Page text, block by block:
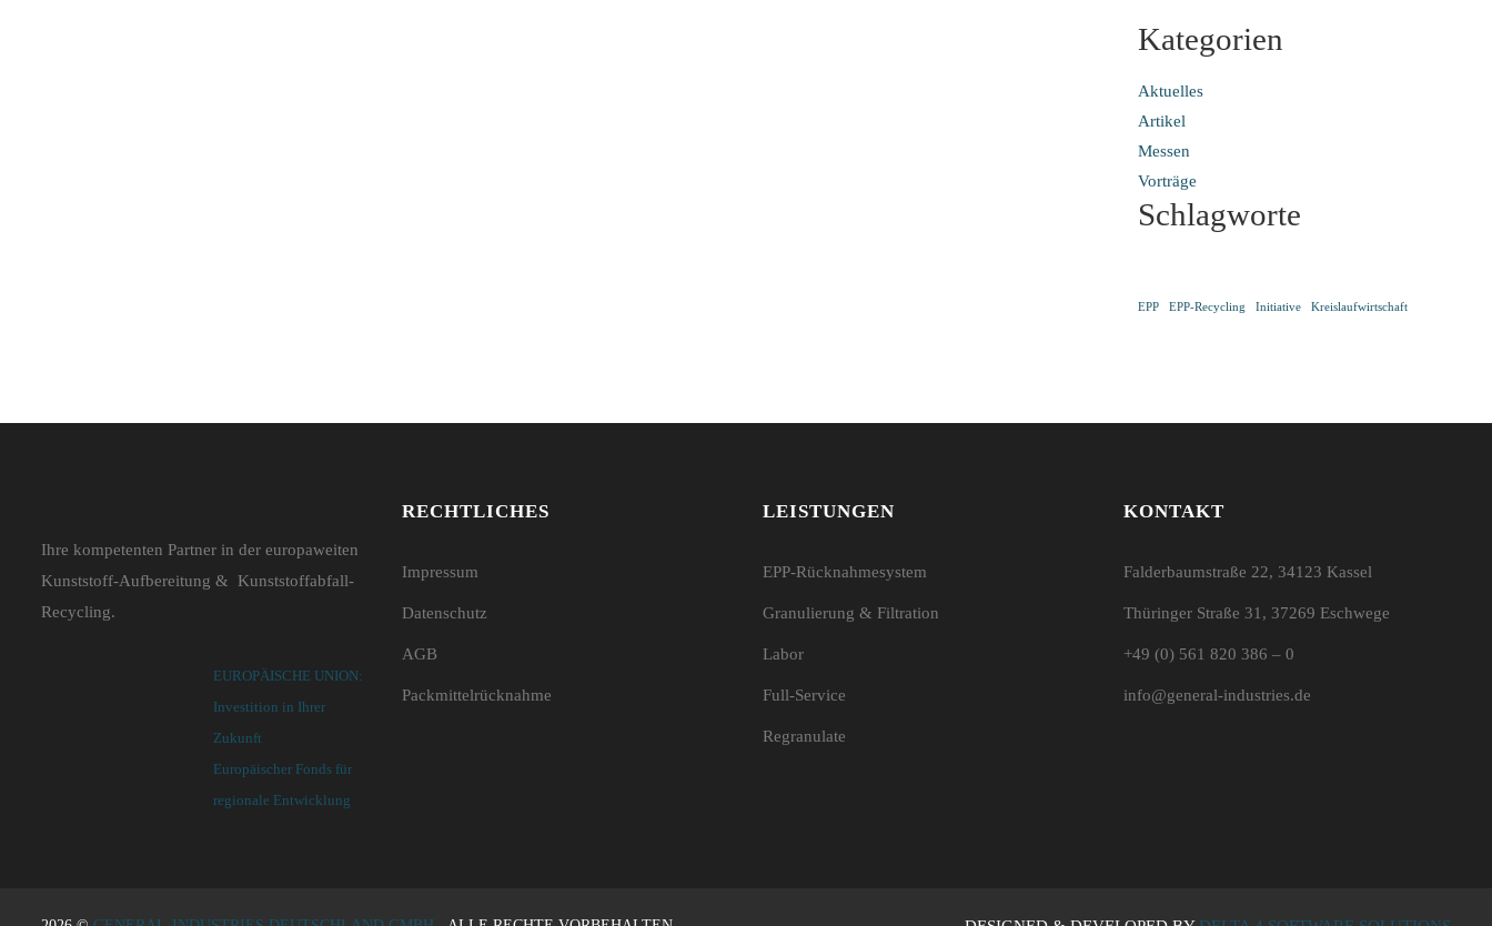
Kategorien
Aktuelles
Artikel
Messen
Vorträge
Schlagworte
EPP EPP-Recycling Initiative Kreislaufwirtschaft
Ihre kompetenten Partner in der europaweiten
Kunststoff-Aufbereitung & Kunststoffabfall-
Recycling.
EUROPÄISCHE UNION:
Investition in Ihrer
Zukunft
Europäischer Fonds für
regionale Entwicklung
RECHTLICHES
Impressum
Datenschutz
AGB
Packmittelrücknahme
LEISTUNGEN
EPP-Rücknahmesystem
Granulierung & Filtration
Labor
Full-Service
Regranulate
KONTAKT
Falderbaumstraße 22, 34123 Kassel
Thüringer Straße 31, 37269 Eschwege
+49 (0) 561 820 386 – 0
info@general-industries.de